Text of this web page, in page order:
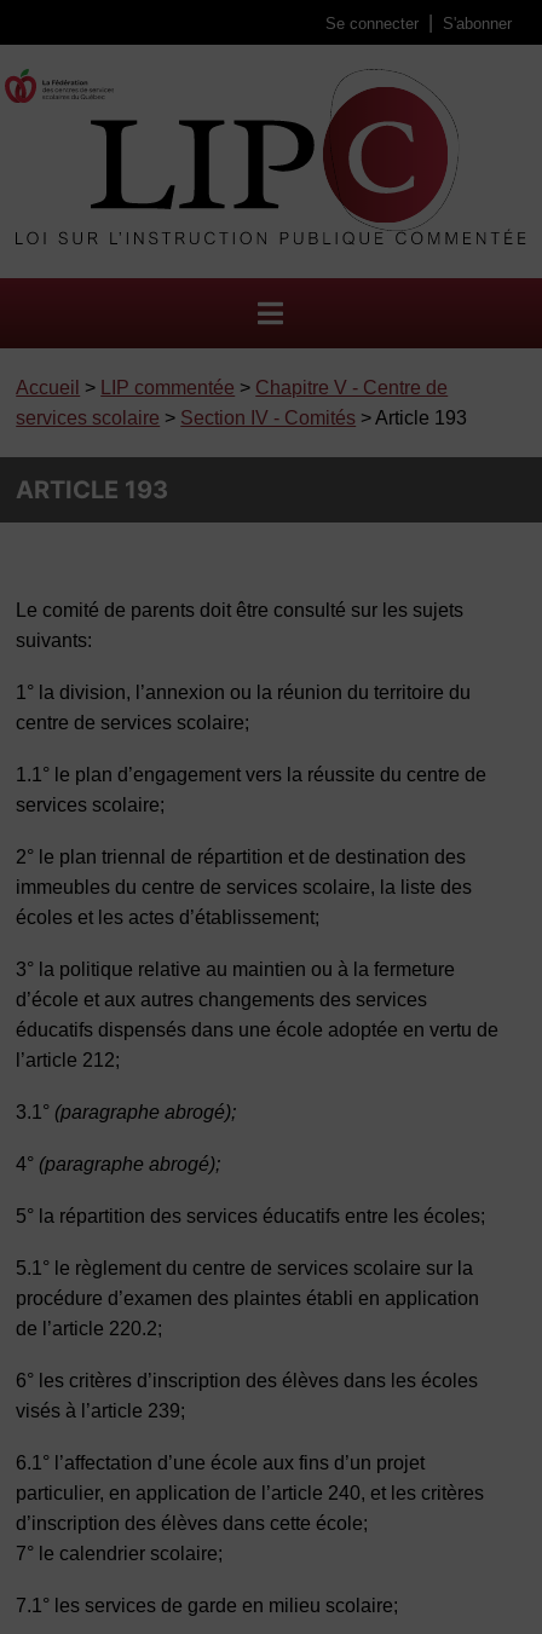
Se connecter S'abonner
Accueil > LIP commentée > Chapitre V - Centre de
services scolaire > Section IV - Comités > Article 193
ARTICLE 193
Le comité de parents doit être consulté sur les sujets
suivants:
1° la division, l’annexion ou la réunion du territoire du
centre de services scolaire;
1.1° le plan d’engagement vers la réussite du centre de
services scolaire;
2° le plan triennal de répartition et de destination des
immeubles du centre de services scolaire, la liste des
écoles et les actes d’établissement;
3° la politique relative au maintien ou à la fermeture
d’école et aux autres changements des services
éducatifs dispensés dans une école adoptée en vertu de
l’article 212;
3.1° (paragraphe abrogé);
4° (paragraphe abrogé);
5° la répartition des services éducatifs entre les écoles;
5.1° le règlement du centre de services scolaire sur la
procédure d’examen des plaintes établi en application
de l’article 220.2;
6° les critères d’inscription des élèves dans les écoles
visés à l’article 239;
6.1° l’affectation d’une école aux fins d’un projet
particulier, en application de l’article 240, et les critères
d’inscription des élèves dans cette école;
7° le calendrier scolaire;
7.1° les services de garde en milieu scolaire;